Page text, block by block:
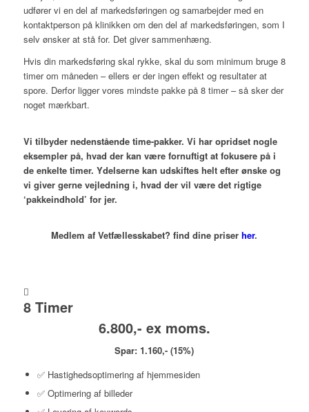
udfører vi en del af markedsføringen og samarbejder med en
kontaktperson på klinikken om den del af markedsføringen, som I
selv ønsker at stå for. Det giver sammenhæng.
Hvis din markedsføring skal rykke, skal du som minimum bruge 8
timer om måneden – ellers er der ingen effekt og resultater at
spore. Derfor ligger vores mindste pakke på 8 timer – så sker der
noget mærkbart.
Vi tilbyder nedenstående time-pakker. Vi har opridset nogle
eksempler på, hvad der kan være fornuftigt at fokusere på i
de enkelte timer. Ydelserne kan udskiftes helt efter ønske og
vi giver gerne vejledning i, hvad der vil være det rigtige
‘pakkeindhold’ for jer.
Medlem af Vetfællesskabet? find dine priserher.
8 Timer
6.800,- ex moms.
Spar: 1.160,- (15%)
✅ Hastighedsoptimering af hjemmesiden
✅ Optimering af billeder